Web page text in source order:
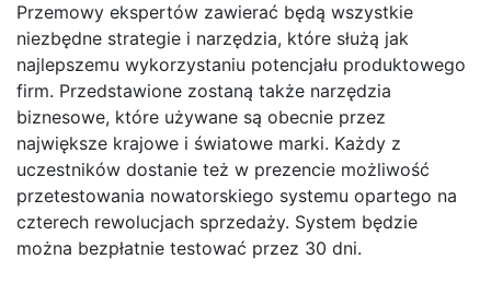
Przemowy ekspertów zawierać będą wszystkie
niezbędne strategie i narzędzia, które służą jak
najlepszemu wykorzystaniu potencjału produktowego
firm. Przedstawione zostaną także narzędzia
biznesowe, które używane są obecnie przez
największe krajowe i światowe marki. Każdy z
uczestników dostanie też w prezencie możliwość
przetestowania nowatorskiego systemu opartego na
czterech rewolucjach sprzedaży. System będzie
można bezpłatnie testować przez 30 dni.